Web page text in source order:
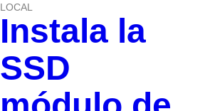
LOCAL
Instala la
SSD